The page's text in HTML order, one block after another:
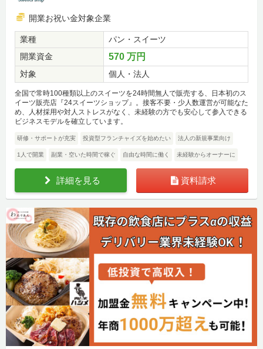
開業お祝い金対象企業
業種
パン・スイーツ
開業資金
570 万円
対象 個人・法人
全国で常時100種類以上のスイーツを24時間無人で販売する、日本初のス
イーツ販売店『24スイーツショップ』。接客不要・少人数運営が可能なた
め、人材採用や対人ストレスがなく、未経験の方でも安心して参入できる
ビジネスモデルを確立しています。
研修・サポートが充実 投資型フランチャイズを始めたい 法人の新規事業向け
1人で開業 副業・空いた時間で稼ぐ 自由な時間に働く 未経験からオーナーに
詳細を見る 資料請求